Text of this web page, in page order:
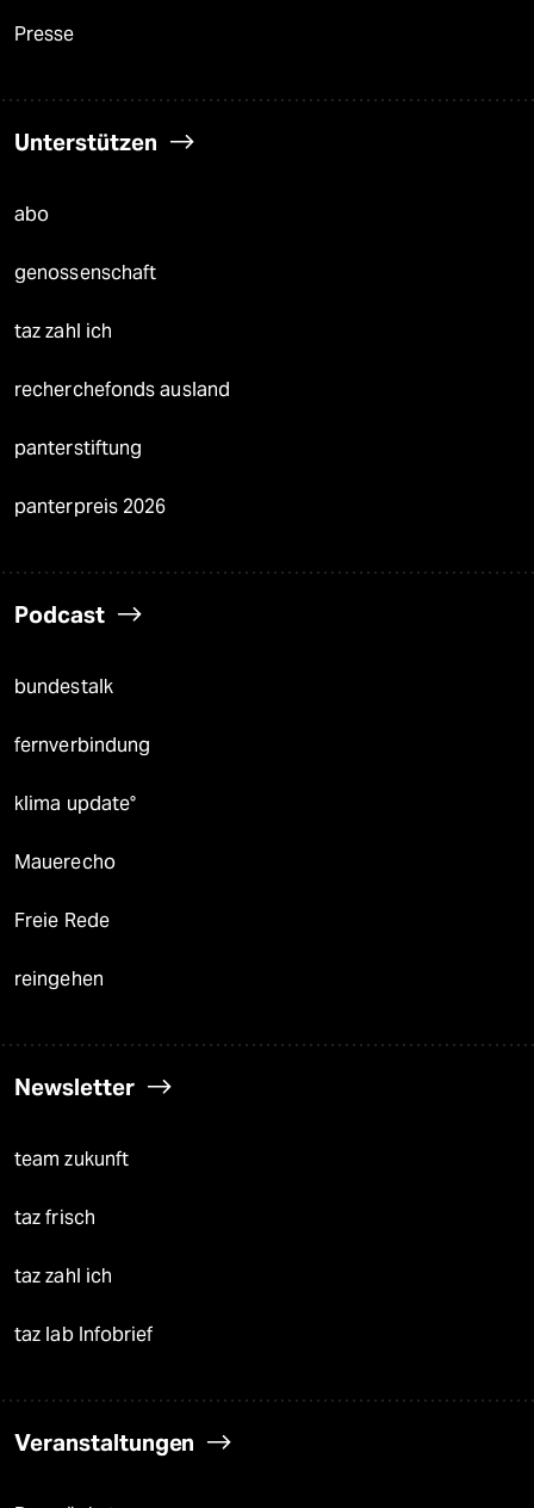
Presse
Unterstützen
abo
genossenschaft
taz zahl ich
recherchefonds ausland
panterstiftung
panterpreis 2026
Podcast
bundestalk
fernverbindung
klima update°
Mauerecho
Freie Rede
reingehen
Newsletter
team zukunft
taz frisch
taz zahl ich
taz lab Infobrief
Veranstaltungen